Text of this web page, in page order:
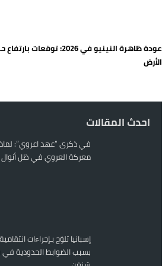
عودة ظاهرة النينيو في 2026: توقعات
الأرض
احدث المقالات
في ذكرى “عهد اعروي”:
معركة العروي في ظل
إسبانيا تلوّح بـإجراءات
بسبب الضوابط الحدودية